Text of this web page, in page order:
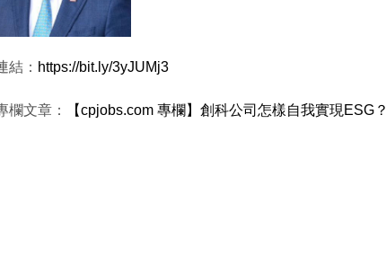
結： https://bit.ly/3yJUMj3
欄文章： 【cpjobs.com 專欄】創科公司怎樣自我實現ESG？